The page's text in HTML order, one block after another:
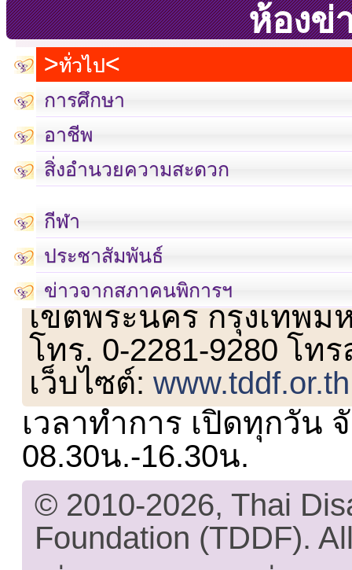
ห้องข่
ทั่วไป
การศึกษา
อาชีพ
สิ่งอำนวยความสะดวก
กีฬา
ประชาสัมพันธ์
ข่าวจากสภาคนพิการฯ
เลขที่ 23 ชั้น 2 ถนนวิ
เขตพระนคร กรุงเทพม
โทร. 0-2281-9280 โท
เว็บไซต์:www.tddf.or.th
เวลาทำการ เปิดทุกวัน
08.30น.-16.30น.
© 2010-2026, Thai
Foundation (TDDF).